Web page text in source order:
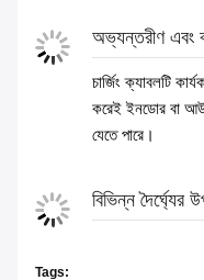
অভ্যন্তরীণ এবং
চার্জিং ক্যাবলটি
করেই ইনডোর বা
যেতে পারে।
বিভিন্ন দৈর্ঘ্যের
Tags: